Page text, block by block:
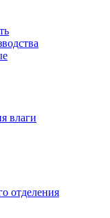
влаги
отделения